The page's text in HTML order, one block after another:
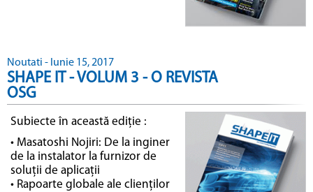
Noutati - Iunie 15, 2017
SHAPE IT - VOLUM 3 - O REVISTA
OSG
Subiecte în această ediție :
• Masatoshi Nojiri: De la inginer
de la instalator la furnizor de
soluții de aplicații
• Rapoarte globale ale clienților